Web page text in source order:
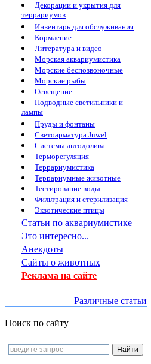
Декорации и укрытия для
террариумов
Инвентарь для обслуживания
Кормление
Литература и видео
Морская аквариумистика
Морские беспозвоночные
Морские рыбы
Освещение
Подводные светильники и
лампы
Пруды и фонтаны
Светоарматура Juwel
Системы автодолива
Терморегуляция
Террариумистика
Террариумные животные
Тестирование воды
Фильтрация и стерилизация
Экзотические птицы
Статьи по аквариумистике
Это интересно...
Анекдоты
Сайты о животных
Реклама на сайте
Различные статьи
Поиск по сайту